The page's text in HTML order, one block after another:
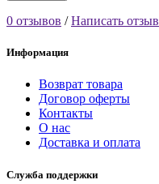
0 отзывов /Написать отзыв
Информация
Возврат товара
Договор оферты
Контакты
О нас
Доставка и оплата
Служба поддержки